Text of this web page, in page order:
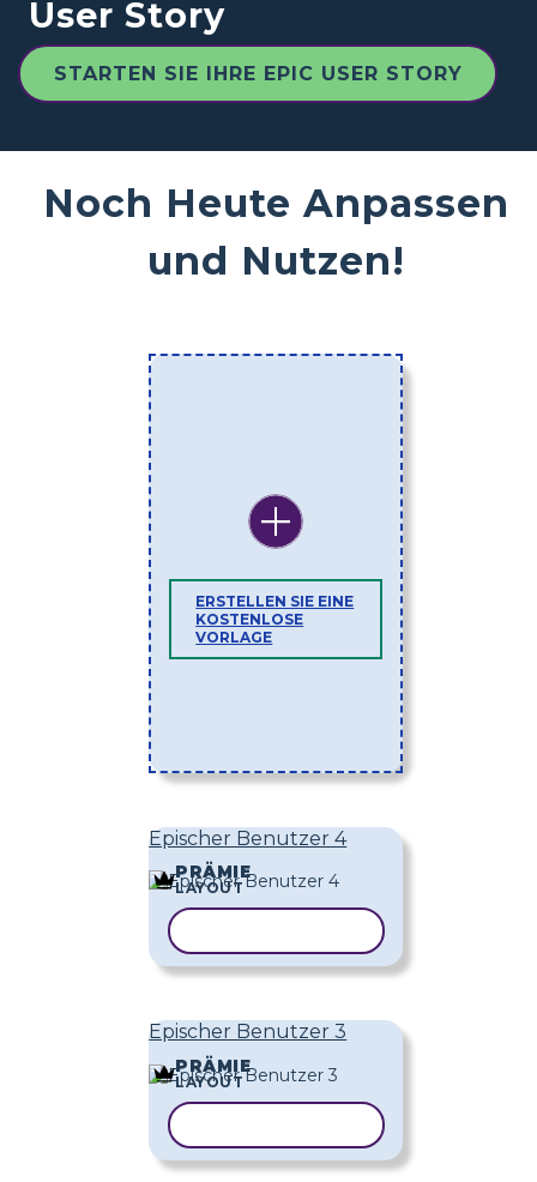
User Story
STARTEN SIE IHRE EPIC USER STORY
Noch Heute Anpassen
und Nutzen!
ERSTELLEN SIE EINE
KOSTENLOSE
VORLAGE
Epischer Benutzer 4
PRÄMIE
LAYOUT
Epischer Benutzer 3
PRÄMIE
LAYOUT